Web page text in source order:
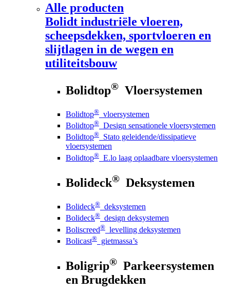
Alle producten
Bolidt industriële vloeren,
scheepsdekken, sportvloeren en
slijtlagen in de wegen en
utiliteitsbouw
Bolidtop® Vloersystemen
Bolidtop® vloersystemen
Bolidtop® Design sensationele vloersystemen
Bolidtop® Stato geleidende/dissipatieve
vloersystemen
Bolidtop® E.lo laag oplaadbare vloersystemen
Bolideck® Deksystemen
Bolideck® deksystemen
Bolideck® design deksystemen
Boliscreed® levelling deksystemen
Bolicast® gietmassa’s
Boligrip® Parkeersystemen
en Brugdekken